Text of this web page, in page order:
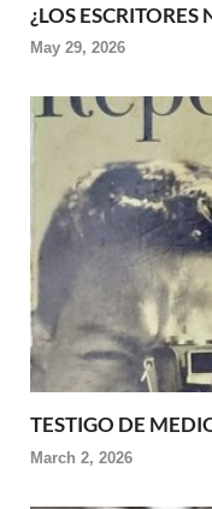
¿LOS
May 29, 2026
TESTIGO DE
March 2, 2026